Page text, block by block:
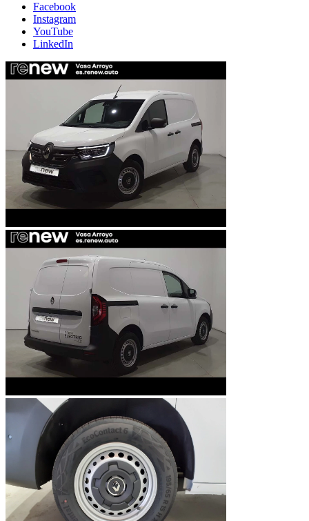
Facebook
Instagram
YouTube
LinkedIn